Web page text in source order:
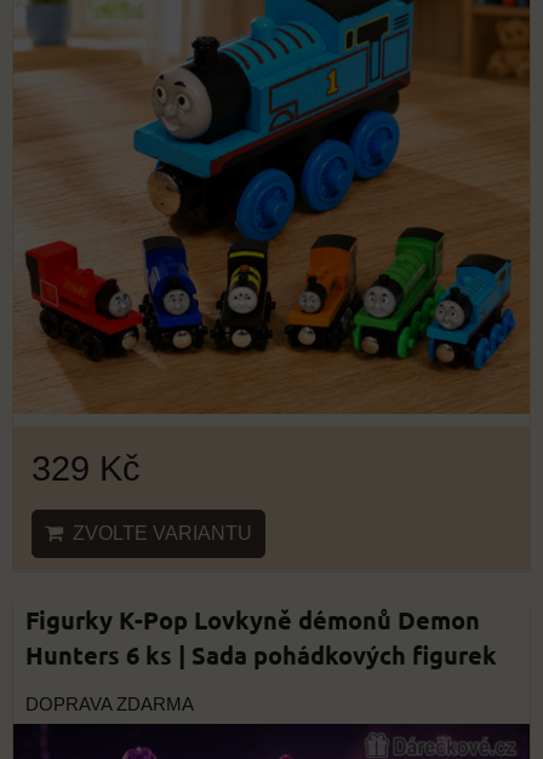
329 Kč
ZVOLTE VARIANTU
Figurky K-Pop Lovkyně démonů Demon
Hunters 6 ks | Sada pohádkových figurek
DOPRAVA ZDARMA